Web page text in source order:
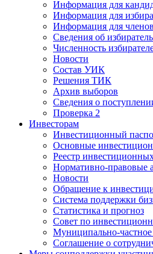
Информация для
Информация для
Информация для
Сведения об
Численность
Новости
Состав УИК
Решения ТИК
Архив выборов
Сведения о
Проверка 2
Инвесторам
Инвестиционный
Основные
Реестр
Нормативно-правовые
Новости
Обращение к
Система поддержки
Статистика и прогноз
Совет по
Муниципально-частное
Соглашение о